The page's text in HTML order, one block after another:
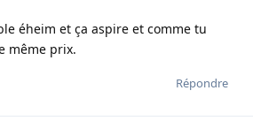
éheim et ça aspire et comme tu
même prix.
Répondre